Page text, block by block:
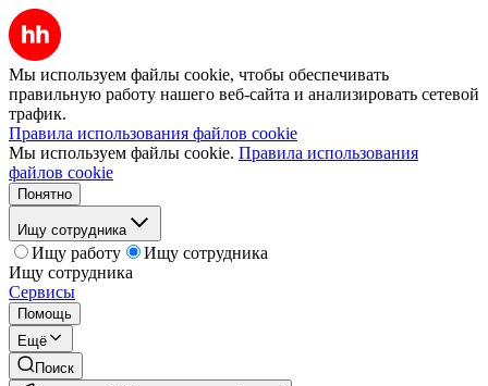
Мы используем файлы cookie, чтобы обеспечивать
правильную работу нашего веб-сайта и анализировать сетевой
трафик.
Правила использования файлов cookie
Мы используем файлы cookie. Правила использования
файлов cookie
Понятно
Ищу сотрудника
Ищу работу
Ищу сотрудника
Ищу сотрудника
Сервисы
Помощь
Ещё
Поиск